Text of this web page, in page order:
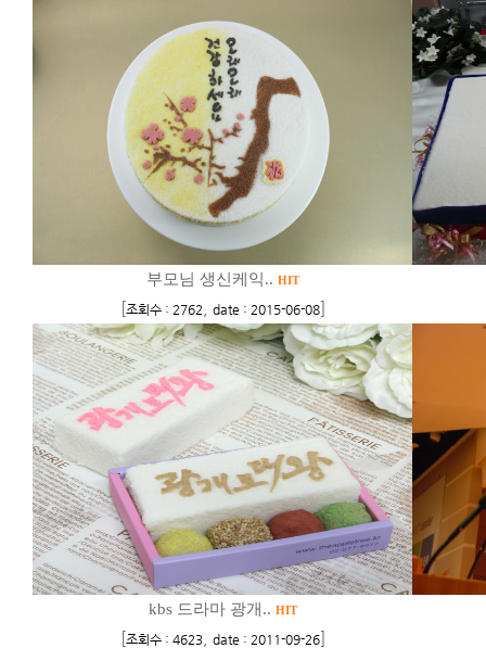
부모님 생신케익.. HIT
[조회수 : 2762 date : 2015-06-08]
kbs 드라마 광개.. HIT
[조회수 : 4623, date : 2011-09-26]